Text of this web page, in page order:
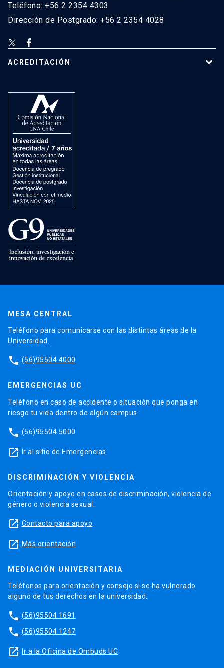
Teléfono: +56 2 2354 4303
Dirección de Postgrado: +56 2 2354 4028
ACREDITACIÓN
MESA CENTRAL
Teléfono para comunicarse con las distintas áreas de la
Universidad.
phone (56)95504 4000
EMERGENCIAS UC
Teléfono en caso de accidente o situación que ponga en
riesgo tu vida dentro de algún campus.
phone (56)95504 5000
launch Ir al sitio de Emergencias
DISCRIMINACIÓN Y VIOLENCIA
Orientación y apoyo en casos de discriminación, violencia de
género o violencia sexual.
launch Contacto para apoyo
launch Más orientación
MEDIACIÓN UNIVERSITARIA
Teléfonos para orientación y consejo si se ha vulnerado
alguno de tus derechos en la universidad.
phone (56)95504 1691
phone (56)95504 1247
launch Ir a la Oficina de Ombuds UC